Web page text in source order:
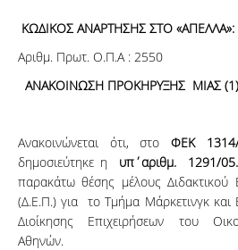
ΚΩΔΙΚΟΣ ΑΝΑΡΤΗΣΗΣ ΣΤΟ «ΑΠΕΛΛΑ»:
Aριθμ. Πρωτ. Ο.Π.Α : 2550
ΑΝΑΚΟΙΝΩΣΗ ΠΡΟΚΗΡΥΞΗΣ ΜΙΑΣ
Ανακοινώνεται ότι, στο ΦΕΚ 1314/
δημοσιεύτηκε η υπ΄αριθμ. 1291/
παρακάτω θέσης μέλους Διδακτικού
(Δ.Ε.Π.) για το Τμήμα Μάρκετινγκ και
Διοίκησης Επιχειρήσεων του
Αθηνών.